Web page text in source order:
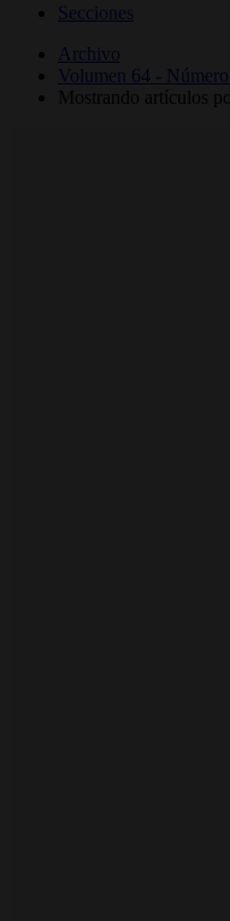
Secciones
Archivo
Volumen 64 -
Mostrando artículos